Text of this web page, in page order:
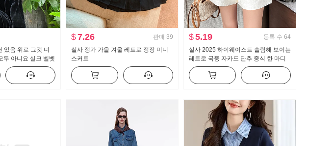
있음 위로 그것 너
두 아니요 실크 벨벳
$7.26 판매 39
실사 정가 가을 겨울 레트로 정장 미니
스커트
$5.19 등록 수 64
실사 2025 하이웨이스트 슬림해 보이는
레트로 국풍 자카드 단추 중식 한 마디
얇은 스타일 와이드 레그 팬츠 반바지
핫 바지